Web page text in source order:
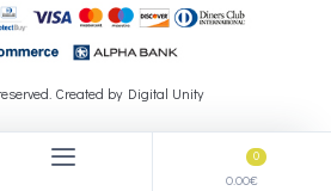
Created by Digital Unity
0
0.00€